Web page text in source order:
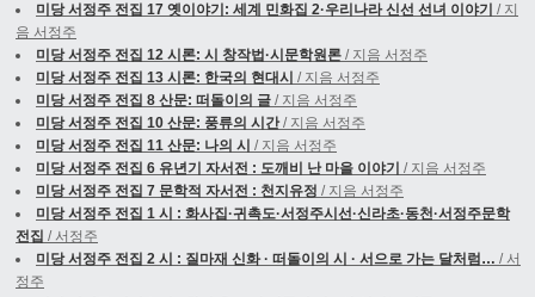
미당 서정주 전집 17 옛이야기: 세계 민화집 2·우리나라 신선 선녀 이야기 / 지
음 서정주
미당 서정주 전집 12 시론: 시 창작법·시문학원론 / 지음 서정주
미당 서정주 전집 13 시론: 한국의 현대시 / 지음 서정주
미당 서정주 전집 8 산문: 떠돌이의 글 / 지음 서정주
미당 서정주 전집 10 산문: 풍류의 시간/ 지음 서정주
미당 서정주 전집 11 산문: 나의 시 / 지음 서정주
미당 서정주 전집 6 유년기 자서전 : 도깨비 난 마을 이야기 / 지음 서정주
미당 서정주 전집 7 문학적 자서전 : 천지유정 / 지음 서정주
미당 서정주 전집 1 시 : 화사집·귀촉도·서정주시선·신라초·동천·서정주문학
전집 / 서정주
미당 서정주 전집 2 시 : 질마재 신화 · 떠돌이의 시 · 서으로 가는 달처럼… / 서
정주